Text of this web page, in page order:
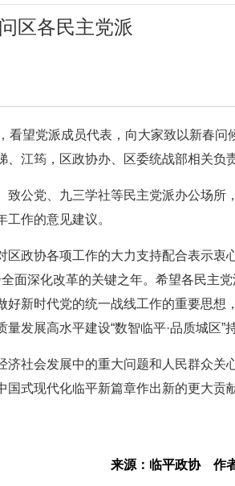
区各民主党派
望党派成员代表，向大家致以新春问
江筠，区政协办、区委统战部相关负
公党、九三学社等民主党派办公场所
作的意见建议。
政协各项工作的大力支持配合表示衷
面深化改革的关键之年。希望各民主
新时代党的统一战线工作的重要思想
发展高水平建设“数智临平·品质城区”
社会发展中的重大问题和人民群众关
式现代化临平新篇章作出新的更大贡献
来源：临平政协 作